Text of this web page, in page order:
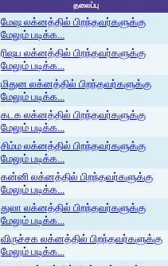
தலைப்பு
மேஷ லக்னத்தில் பிறந்தவர்களுக்கு
மேலும் படிக்க...
ரிஷப லக்னத்தில் பிறந்தவர்களுக்கு
மேலும் படிக்க...
மிதுன லக்னத்தில் பிறந்தவர்களுக்கு
மேலும் படிக்க...
கடக லக்னத்தில் பிறந்தவர்களுக்கு
மேலும் படிக்க...
சிம்ம லக்னத்தில் பிறந்தவர்களுக்கு
மேலும் படிக்க...
கன்னி லக்னத்தில் பிறந்தவர்களுக்கு
மேலும் படிக்க...
துலா லக்னத்தில் பிறந்தவர்களுக்கு
மேலும் படிக்க...
விருச்சக லக்னத்தில் பிறந்தவர்களுக்கு
மேலும் படிக்க...